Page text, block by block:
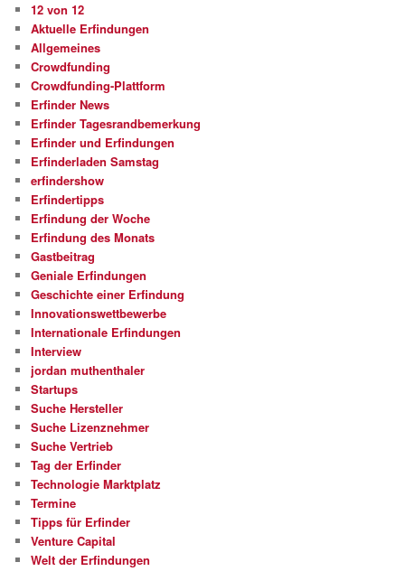
12 von 12
Aktuelle Erfindungen
Allgemeines
Crowdfunding
Crowdfunding-Plattform
Erfinder News
Erfinder Tagesrandbemerkung
Erfinder und Erfindungen
Erfinderladen Samstag
erfindershow
Erfindertipps
Erfindung der Woche
Erfindung des Monats
Gastbeitrag
Geniale Erfindungen
Geschichte einer Erfindung
Innovationswettbewerbe
Internationale Erfindungen
Interview
jordan muthenthaler
Startups
Suche Hersteller
Suche Lizenznehmer
Suche Vertrieb
Tag der Erfinder
Technologie Marktplatz
Termine
Tipps für Erfinder
Venture Capital
Welt der Erfindungen